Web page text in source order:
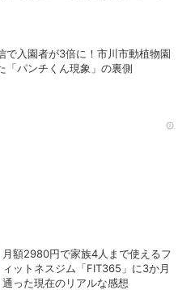
で入園者が3倍に！市川市動植物園
「パンチくん現象」の裏側
月額2980円で家族4人まで使えるフ
ィットネスジム「FIT365」に3か月
通った現在のリアルな感想